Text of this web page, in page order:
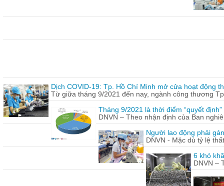
Dịch COVID-19: Tp. Hồ Chí Minh mở cửa hoạt động
Từ giữa tháng 9/2021 đến nay, ngành công thương
Tháng 9/2021 là thời điểm “quyết
DNVN – Theo nhận định của Ban
Người lao động phải
DNVN - Mặc dù tỷ lệ
6 khó
DNVN –